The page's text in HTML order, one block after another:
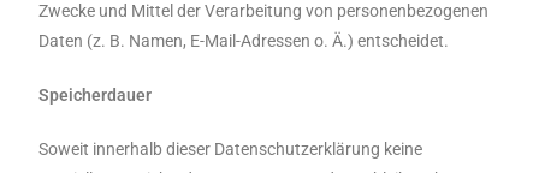
Zwecke und Mittel der Verarbeitung von personenbezogenen
Daten (z. B. Namen, E-Mail-Adressen o. Ä.) entscheidet.
Speicherdauer
Soweit innerhalb dieser Datenschutzerklärung keine